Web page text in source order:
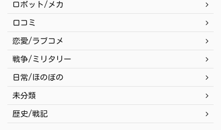
ロボット/メカ
口コミ
恋愛/ラブコメ
戦争/ミリタリー
日常/ほのぼの
未分類
歴史/戦記